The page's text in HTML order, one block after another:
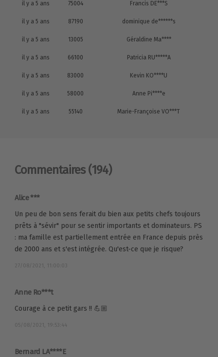
il y a 5 ans 75004 Francis DE***S
il y a 5 ans 87190 dominique de******s
il y a 5 ans 13005 Géraldine Ma****
il y a 5 ans 66100 Patricia RU*****A
il y a 5 ans 83000 Kevin KO****U
il y a 5 ans 58000 Anne Pi****e
il y a 5 ans 55140 Marie-Françoise VO***T
Commentaires (194)
Alice ***
Un peu de bon sens ferait du bien aux petits chefs toujours
prêts à "sévir" pour se sentir importants et dominateurs. PS
: ma famille est partiellement entrée en France depuis près
de 2000 ans et s'est intégrée. Qu'est-ce que je risque?
27/08/2021, 11:00:03
Anne Ro***t
Courage à ce petit gars !! 💪🏼
05/08/2021, 19:53:44
Bernard LA****E